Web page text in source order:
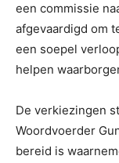
een commissie
afgevaardigd om
een soepel
helpen
De verkiezingen
Woordvoerder
bereid is